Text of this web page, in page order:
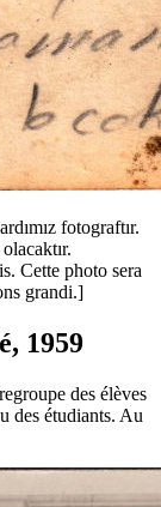
fotograftır.
Cette photo sera
grandi.]
1959
des élèves
des étudiants. Au